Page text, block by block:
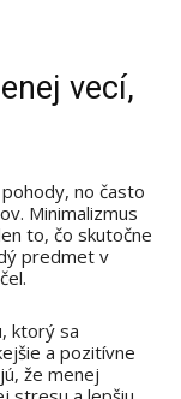
vecí,
no často
Minimalizmus
to, čo skutočne
predmet v
ktorý sa
a pozitívne
že menej